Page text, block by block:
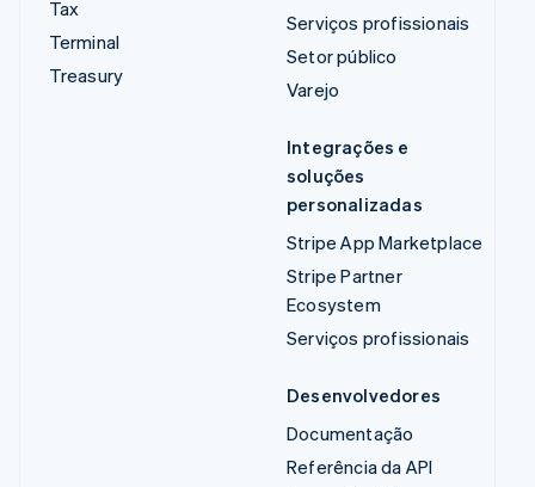
Tax
Terminal
Treasury
Serviços profissionais
Setor público
Varejo
Integrações e
soluções
personalizadas
Stripe App Marketplace
Stripe Partner
Ecosystem
Serviços profissionais
Desenvolvedores
Documentação
Referência da API